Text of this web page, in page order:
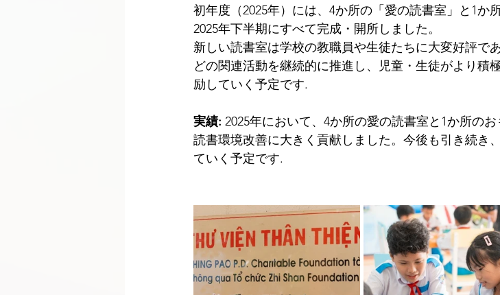
初年度（2025年）には、4か所の「愛の読書室」と1か
2025年下半期にすべて完成・開所しました。
新しい読書室は学校の教職員や生徒たちに大変好評で
どの関連活動を継続的に推進し、児童・生徒がより積
励していく予定です.
実績: 2025年において、4か所の愛の読書室と1か所の
読書環境改善に大きく貢献しました。今後も引き続き
ていく予定です.